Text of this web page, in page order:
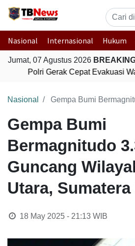
Nasional Internasional Hukum
Jumat, 07 Agustus 2026
Polri Gerak Cepat Evakuasi
Nasional Gempa Bumi Bermagnitudo 3.3 Guncang
Gempa Bumi
Bermagnitudo
Guncang
Utara,
18 May 2025 - 21:13WIB